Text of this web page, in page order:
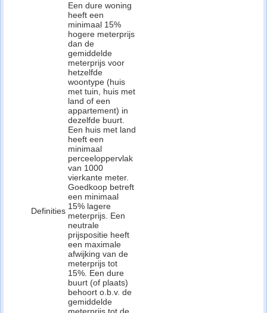
Definities
Een dure woning
heeft een
minimaal 15%
hogere meterprijs
dan de
gemiddelde
meterprijs voor
hetzelfde
woontype (huis
met tuin, huis met
land of een
appartement) in
dezelfde buurt.
Een huis met land
heeft een
minimaal
perceeloppervlak
van 1000
vierkante meter.
Goedkoop betreft
een minimaal
15% lagere
meterprijs. Een
neutrale
prijspositie heeft
een maximale
afwijking van de
meterprijs tot
15%. Een dure
buurt (of plaats)
behoort o.b.v. de
gemiddelde